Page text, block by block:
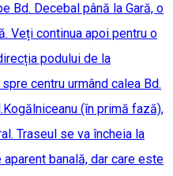
Bd. Decebal până la Gară, o
Veți continua apoi pentru o
podului de la
centru urmând calea Bd.
(în primă fază),
Traseul se va încheia la
banală, dar care este